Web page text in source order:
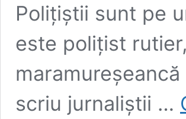
Polițiștii sunt pe
este polițist
scriu jurnaliștii …